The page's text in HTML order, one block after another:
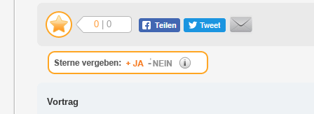
0 | 0
Vortrag